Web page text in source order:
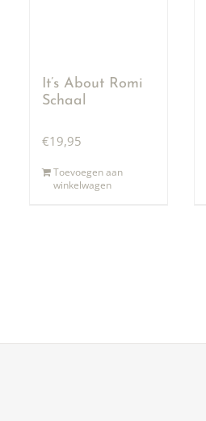
It’s About Romi
Schaal
€19,95
Toevoegen aan
winkelwagen